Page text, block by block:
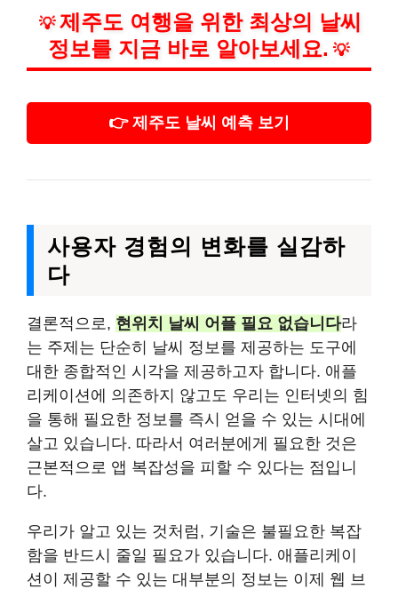
💡 제주도 여행을 위한 최상의 날씨
정보를 지금 바로 알아보세요. 💡
👉 제주도 날씨 예측 보기
사용자 경험의 변화를 실감하
다
결론적으로, 현위치 날씨 어플 필요 없습니다라
는 주제는 단순히 날씨 정보를 제공하는 도구에
대한 종합적인 시각을 제공하고자 합니다. 애플
리케이션에 의존하지 않고도 우리는 인터넷의 힘
을 통해 필요한 정보를 즉시 얻을 수 있는 시대에
살고 있습니다. 따라서 여러분에게 필요한 것은
근본적으로 앱 복잡성을 피할 수 있다는 점입니
다.
우리가 알고 있는 것처럼, 기술은 불필요한 복잡
함을 반드시 줄일 필요가 있습니다. 애플리케이
션이 제공할 수 있는 대부분의 정보는 이제 웹 브